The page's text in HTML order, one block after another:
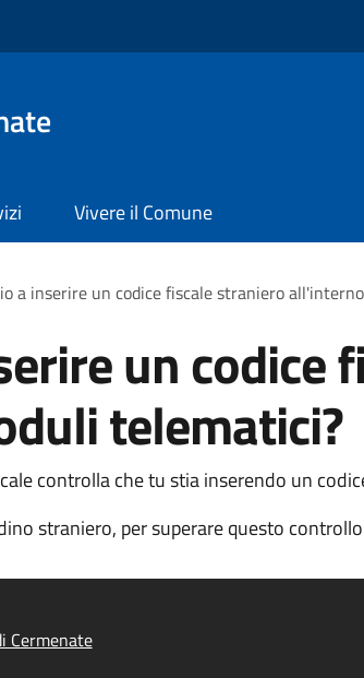
Vivere il Comune
a inserire un codice fiscale straniero
un codice
telematici?
controlla che tu stia inserendo un
straniero, per superare questo
Cermenate